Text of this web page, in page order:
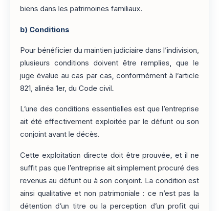
biens dans les patrimoines familiaux.
b) Conditions
Pour bénéficier du maintien judiciaire dans l’indivision,
plusieurs conditions doivent être remplies, que le
juge évalue au cas par cas, conformément à l’article
821, alinéa 1er, du Code civil.
L’une des conditions essentielles est que l’entreprise
ait été effectivement exploitée par le défunt ou son
conjoint avant le décès.
Cette exploitation directe doit être prouvée, et il ne
suffit pas que l’entreprise ait simplement procuré des
revenus au défunt ou à son conjoint. La condition est
ainsi qualitative et non patrimoniale : ce n’est pas la
détention d’un titre ou la perception d’un profit qui